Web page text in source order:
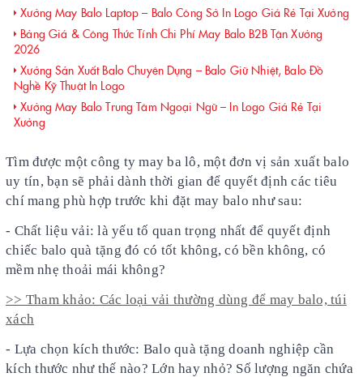
Xưởng May Balo Laptop – Balo Công Sở In Logo Giá Rẻ Tại Xưởng
Bảng Giá & Công Thức Tính Chi Phí May Balo B2B Tận Xưởng
2026
Xưởng Sản Xuất Balo Chuyên Dụng – Balo Giữ Nhiệt, Balo Đồ
Nghề Kỹ Thuật In Logo
Xưởng May Balo Trung Tâm Ngoại Ngữ – In Logo Giá Rẻ Tại
Xưởng
Tìm được một công ty may ba lô, một đơn vị sản xuất balo
uy tín, bạn sẽ phải dành thời gian để quyết định các tiêu
chí mang phù hợp trước khi đặt may balo như sau:
- Chất liệu vải: là yếu tố quan trọng nhất để quyết định
chiếc balo quà tặng đó có tốt không, có bền không, có
mềm nhẹ thoải mái không?
>> Tham khảo: Các loại vải thường dùng để may balo, túi
xách
- Lựa chọn kích thước: Balo quà tặng doanh nghiệp cần
kích thước như thế nào? Lớn hay nhỏ? Số lượng ngăn chứa